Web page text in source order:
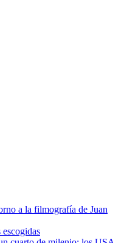
a la filmografía de Juan